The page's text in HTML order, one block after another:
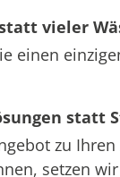
vieler
einen
statt
zu
setzen